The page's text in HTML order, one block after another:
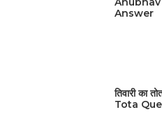
Answer
तिवारी का
Tota